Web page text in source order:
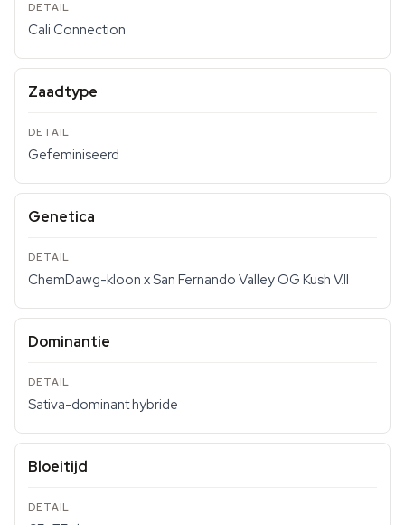
Cali Connection
Zaadtype
Gefeminiseerd
Genetica
ChemDawg-kloon x San Fernando Valley OG Kush V.II
Dominantie
Sativa-dominant hybride
Bloeitijd